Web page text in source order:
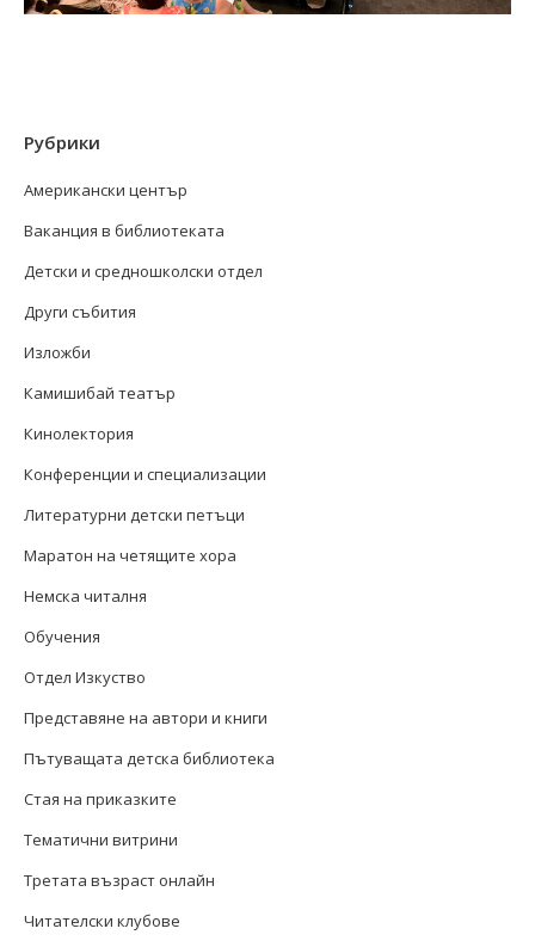
Рубрики
Американски център
Ваканция в библиотеката
Детски и средношколски отдел
Други събития
Изложби
Камишибай театър
Кинолектория
Конференции и специализации
Литературни детски петъци
Маратон на четящите хора
Немска читалня
Обучения
Отдел Изкуство
Представяне на автори и книги
Пътуващата детска библиотека
Стая на приказките
Тематични витрини
Третата възраст онлайн
Читателски клубове